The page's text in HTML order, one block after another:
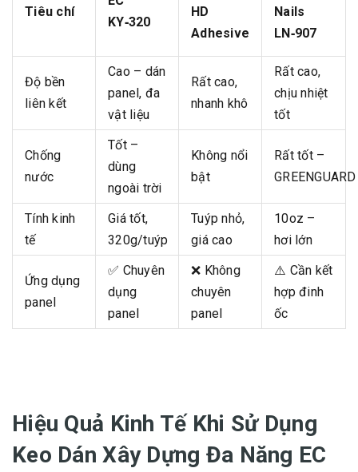
Tiêu chí
KY‑320
HD
Adhesive
Nails
LN‑907
Độ bền
liên kết
Cao – dán
panel, đa
vật liệu
Rất cao,
nhanh khô
Rất cao,
chịu nhiệt
tốt
Chống
nước
Tốt –
dùng
ngoài trời
Không nổi
bật
Rất tốt –
GREENGUARD
Tính kinh
tế
Giá tốt,
320g/tuýp
Tuýp nhỏ,
giá cao
10oz –
hơi lớn
Ứng dụng
panel
✅ Chuyên
dụng
panel
❌ Không
chuyên
panel
⚠️ Cần kết
hợp đinh
ốc
Hiệu Quả Kinh Tế Khi Sử Dụng
Keo Dán Xây Dựng Đa Năng EC